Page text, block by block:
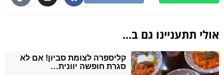
אולי תתעניינו גם ב...
קליספרה לצומת סביון! אם לא
סגרת חופשה יוונית…